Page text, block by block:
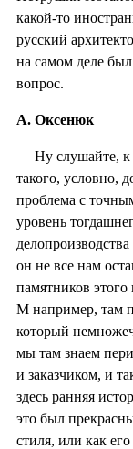
какой-то
русский
на самом деле
вопрос.
А. Оксенюк
— Ну слушайте, к
такого, условно,
проблема с
уровень
он не все нам
памятников
М например, там
который
мы там знаем
и заказчиком, и
здесь ранняя
это был
стиля, или как